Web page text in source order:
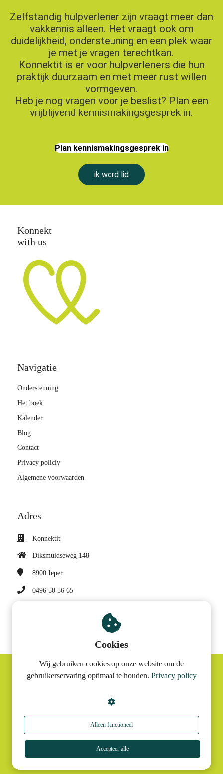
Zelfstandig hulpverlener zijn vraagt meer dan
vakkennis alleen. Het vraagt ook om
duidelijkheid, ondersteuning en een plek waar
je met je vragen terechtkan.
Konnektit is er voor hulpverleners die hun
praktijk duurzaam en met meer rust willen
vormgeven.
Heb je nog vragen voor je beslist? Plan een
vrijblijvend kennismakingsgesprek in.
Plan kennismakingsgesprek in
ik word lid
Konnekt
with us
Navigatie
Ondersteuning
Het boek
Kalender
Blog
Contact
Privacy policiy
Algemene voorwaarden
Adres
Konnektit
Diksmuidseweg 148
8900 Ieper
0496 50 56 65
BTW nummer: BE 0682 947 997
© Konnektit
Cookies
Wij gebruiken cookies op onze website om de
gebruikerservaring optimaal te houden. Privacy policy
Alleen functioneel
Accepteer alle